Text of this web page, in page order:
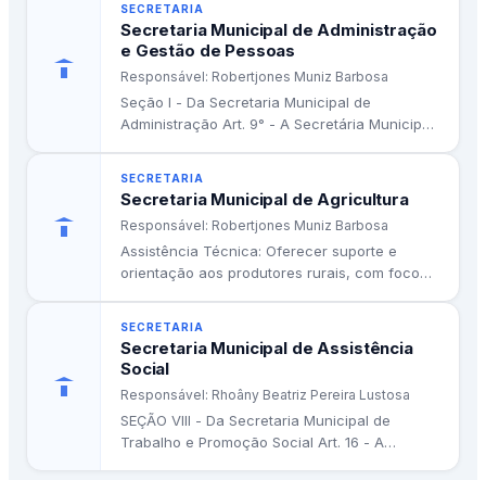
demais aspectos de sua cultura;
V. Promover ações de capacitação para as
comunidades indígenas elaborarem seus próprios
planos de desenvolvimento na agricultura,
Clique aqui para acessar a lei na integra:
https://transparencia.normandia.rr.gov.br/wp-
content/uploads/2022/05/LEI-127-2003-ALTERA-
ESTRUTURA-ADMINIST.pdf
SECRETARIA
Secretaria Municipal de Administração
e Gestão de Pessoas
Responsável: Robertjones Muniz Barbosa
Seção I - Da Secretaria Municipal de
Administração Art. 9° - A Secretária Municipal
SECRETARIA
Secretaria Municipal de Agricultura
Responsável: Robertjones Muniz Barbosa
Assistência Técnica: Oferecer suporte e
orientação aos produtores rurais, com foco
SECRETARIA
Secretaria Municipal de Assistência
Social
Responsável: Rhoâny Beatriz Pereira Lustosa
SEÇÃO VIII - Da Secretaria Municipal de
Trabalho e Promoção Social Art. 16 - A